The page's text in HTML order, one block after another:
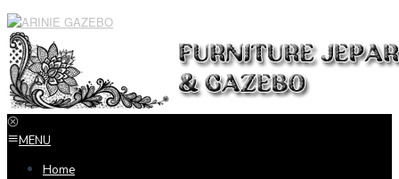
Loncat
ke
konten
MENU
Home